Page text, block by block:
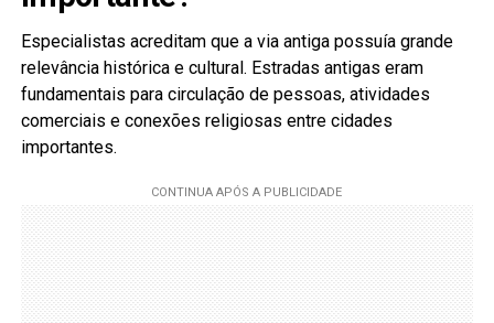
Especialistas acreditam que a via antiga possuía grande
relevância histórica e cultural. Estradas antigas eram
fundamentais para circulação de pessoas, atividades
comerciais e conexões religiosas entre cidades
importantes.